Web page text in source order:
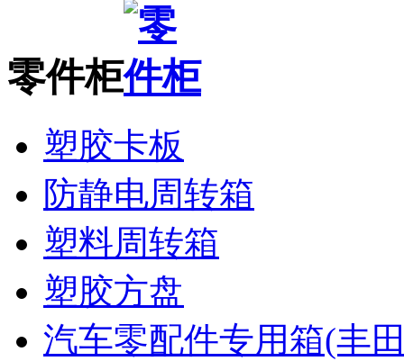
零件柜
塑胶卡板
防静电周转箱
塑料周转箱
塑胶方盘
汽车零配件专用箱(丰